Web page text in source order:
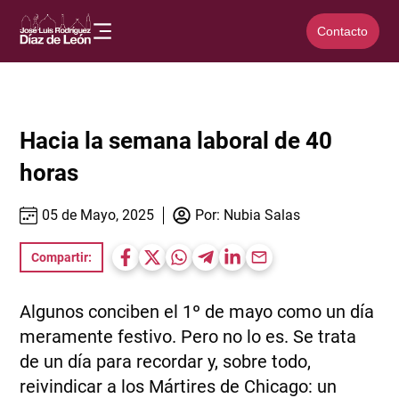
Contacto
Hacia la semana laboral de 40
horas
05 de Mayo, 2025 Por: Nubia Salas
Compartir:
Algunos conciben el 1º de mayo como un día
meramente festivo. Pero no lo es. Se trata
de un día para recordar y, sobre todo,
reivindicar a los Mártires de Chicago: un